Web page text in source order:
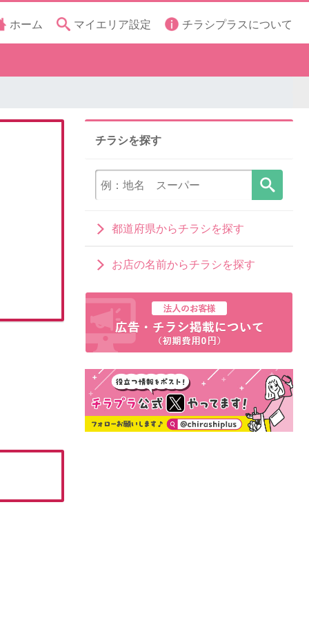
ホーム マイエリア設定 チラシプラスについて
チラシを探す
都道府県からチラシを探す
お店の名前からチラシを探す